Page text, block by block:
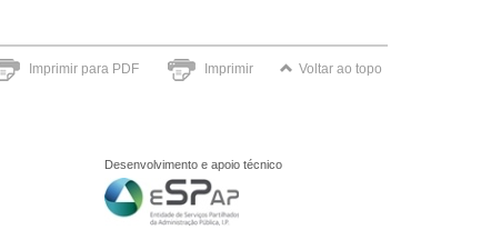
Imprimir para PDF Imprimir Voltar ao topo
Desenvolvimento e apoio técnico